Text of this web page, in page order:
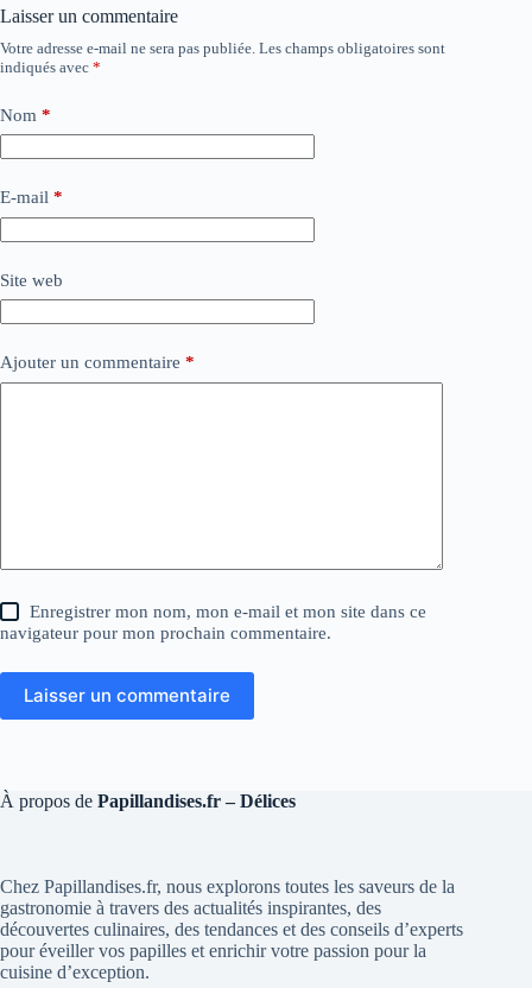
Laisser un commentaire
Votre adresse e-mail ne sera pas publiée. Les champs obligatoires sont
indiqués avec *
Nom *
E-mail *
Site web
Ajouter un commentaire *
Enregistrer mon nom, mon e-mail et mon site dans ce
navigateur pour mon prochain commentaire.
Laisser un commentaire
À propos de Papillandises.fr – Délices
Chez Papillandises.fr, nous explorons toutes les saveurs de la
gastronomie à travers des actualités inspirantes, des
découvertes culinaires, des tendances et des conseils d’experts
pour éveiller vos papilles et enrichir votre passion pour la
cuisine d’exception.